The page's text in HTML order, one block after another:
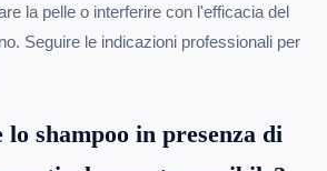
la pelle o interferire con l'efficacia del
Seguire le indicazioni professionali per
shampoo in presenza di